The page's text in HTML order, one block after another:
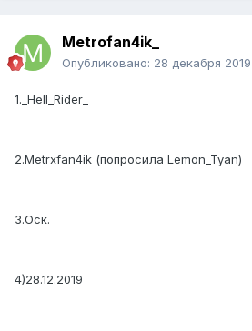
Metrofan4ik_
Опубликовано: 28 декабря 2019
1._Hell_Rider_
2.Metrxfan4ik (попросила Lemon_Tyan)
3.Оск.
4)28.12.2019